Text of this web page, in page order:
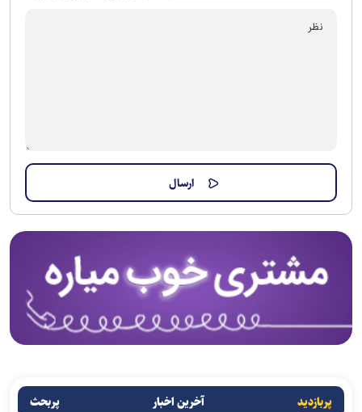
پربازدید آخرین اخبار پربحث